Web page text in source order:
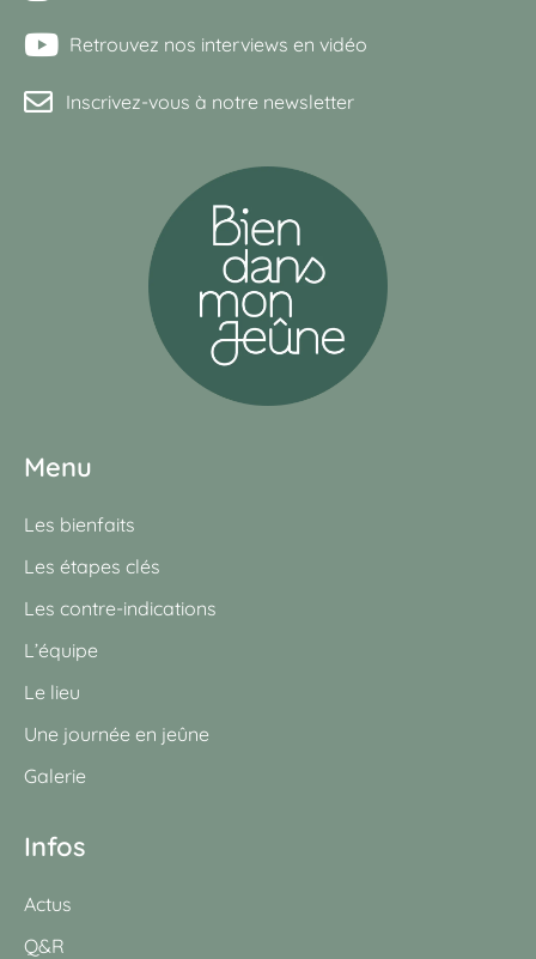
Retrouvez nos interviews en vidéo
Inscrivez-vous à notre newsletter
Menu
Les bienfaits
Les étapes clés
Les contre-indications
L’équipe
Le lieu
Une journée en jeûne
Galerie
Infos
Actus
Q&R